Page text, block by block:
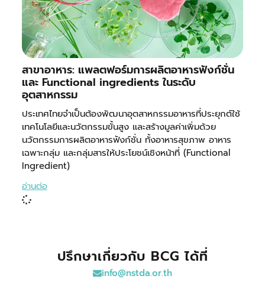
สาขาอาหาร: แพลตฟอร์มการผลิตอาหารฟังก์ชั่น
และ Functional ingredients ในระดับ
อุตสาหกรรม
ประเทศไทยจำเป็นต้องพัฒนาอุตสาหกรรมอาหารที่ประยุกต์ใช้
เทคโนโลยีและนวัตกรรมขั้นสูง และสร้างมูลค่าเพิ่มด้วย
นวัตกรรมการผลิตอาหารฟังก์ชั่น ทั้งอาหารสุขภาพ อาหาร
เฉพาะกลุ่ม และกลุ่มสารให้ประโยชน์เชิงหน้าที่ (Functional
Ingredient)
อ่านต่อ
ปรึกษาเกี่ยวกับ BCG ได้ที่
info@nstda.or.th